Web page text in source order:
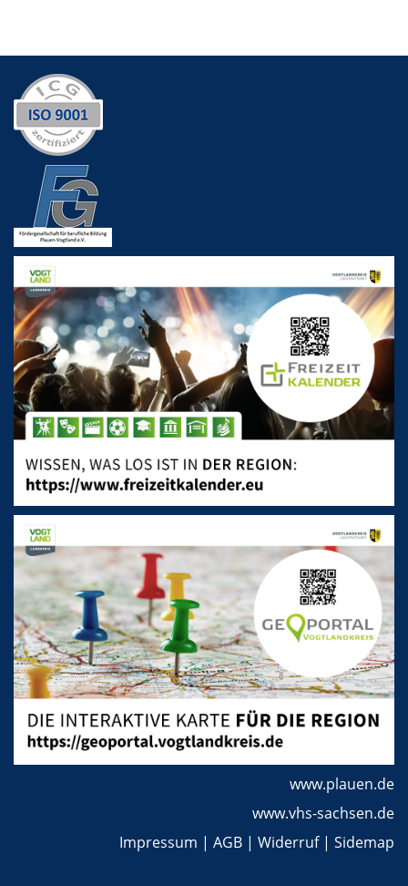
www.plauen.de
www.vhs-sachsen.de
Impressum | AGB | Widerruf| Sidemap